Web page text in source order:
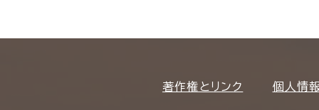
著作権とリンク 個人情